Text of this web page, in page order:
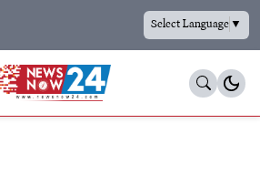
Select Language▼